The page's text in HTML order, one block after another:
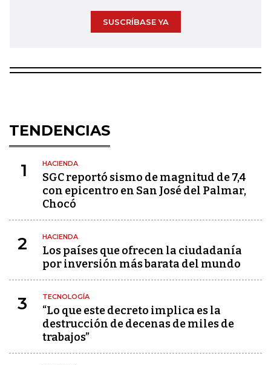
SUSCRÍBASE YA
TENDENCIAS
1 HACIENDA
SGC reportó sismo de magnitud de 7,4
con epicentro en San José del Palmar,
Chocó
2 HACIENDA
Los países que ofrecen la ciudadanía
por inversión más barata del mundo
3 TECNOLOGÍA
“Lo que este decreto implica es la
destrucción de decenas de miles de
trabajos”